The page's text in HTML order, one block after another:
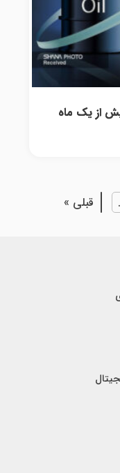
از یک ماه
قبلی »